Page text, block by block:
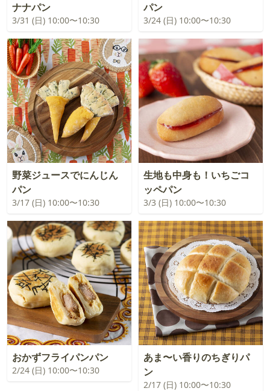
ナナパン
3/31 (日) 10:00〜10:30
パン
3/24 (日) 10:00〜10:30
野菜ジュースでにんじん
パン
3/17 (日) 10:00〜10:30
生地も中身も！いちごコ
ッペパン
3/3 (日) 10:00〜10:30
おかずフライパンパン
2/24 (日) 10:00〜10:30
あま〜い香りのちぎりパ
ン
2/17 (日) 10:00〜10:30